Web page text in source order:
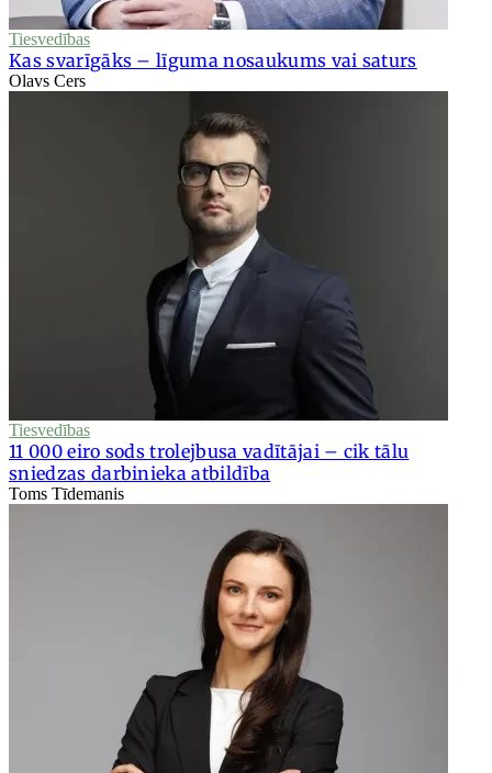
Tiesvedības
Kas svarīgāks – līguma nosaukums vai saturs
Olavs Cers
Tiesvedības
11 000 eiro sods trolejbusa vadītājai – cik tālu
sniedzas darbinieka atbildība
Toms Tīdemanis